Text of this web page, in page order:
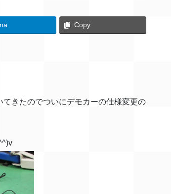
Copy
てきたのでついにデモカーの仕様変更の